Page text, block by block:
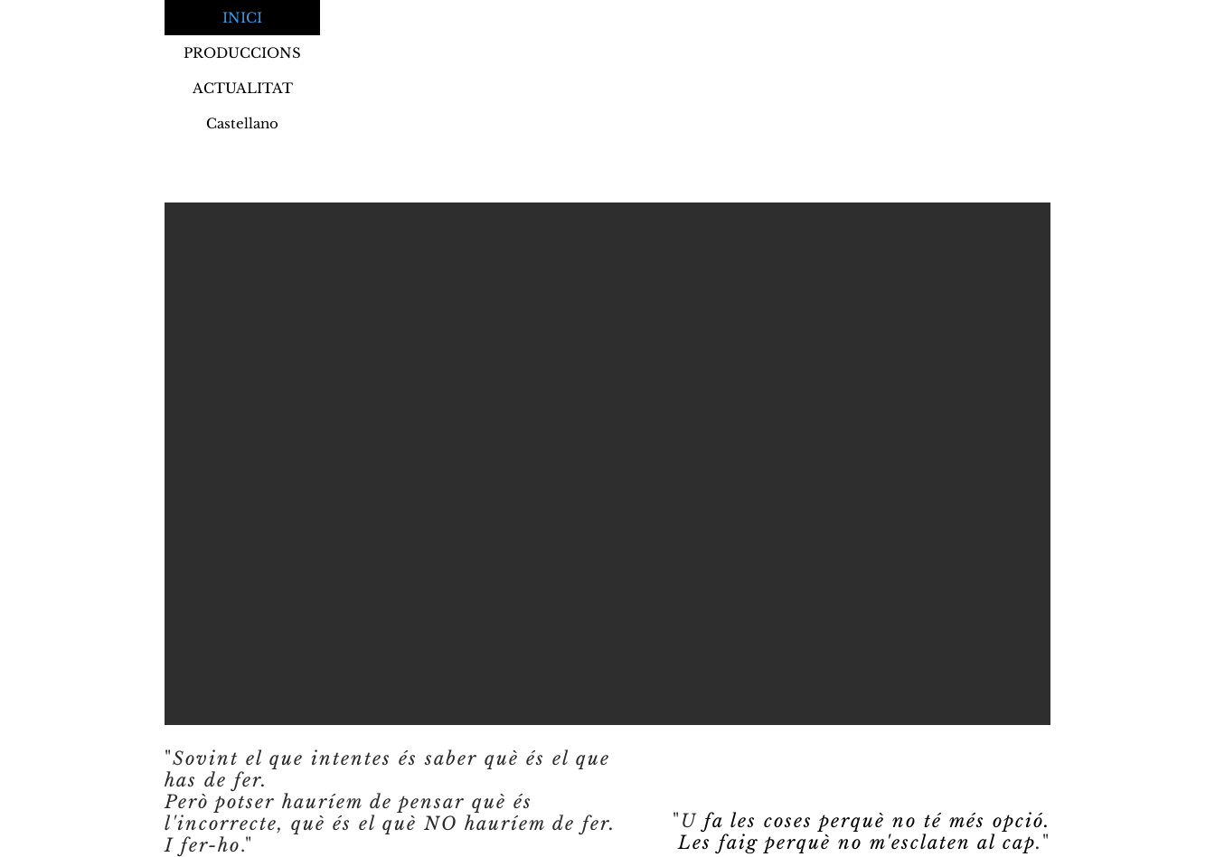
INICI
PRODUCCIONS
ACTUALITAT
Castellano
"Sovint el que intentes és saber què és el que
has de fer.
Però potser hauríem de pensar què és
l'incorrecte, què és el què NO hauríem de fer.
I fer-ho."
" U fa les coses perquè no té més opció.
Les faig perquè no m'esclaten al cap. "